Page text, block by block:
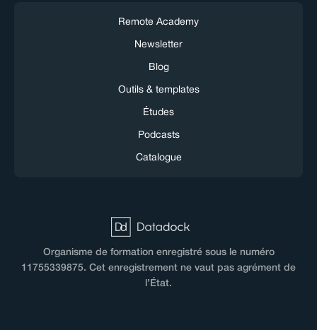
Remote Academy
Newsletter
Blog
Outils & templates
Études
Podcasts
Catalogue
Organisme de formation enregistré sous le numéro
11755339875. Cet enregistrement ne vaut pas agrément de
l’État.